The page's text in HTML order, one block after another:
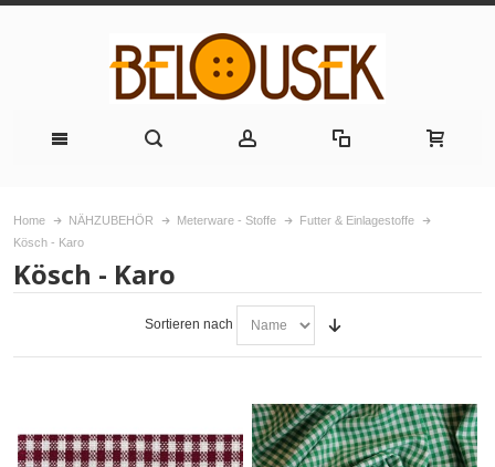
Home NÄHZUBEHÖR Meterware - Stoffe
Futter & Einlagestoffe
Kösch - Karo
Kösch - Karo
Sortieren nach